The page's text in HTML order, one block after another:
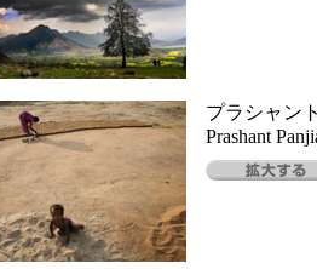
プラシャン
Prashant